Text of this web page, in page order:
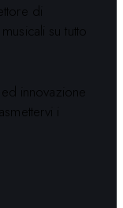
di
su tutto
innovazione
i